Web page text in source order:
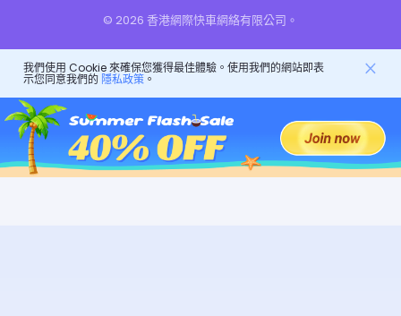
© 2026 香港網際快車網絡有限公司。
我們使用 Cookie 來確保您獲得最佳體驗。使用我們的網站即表
示您同意我們的 隱私政策。